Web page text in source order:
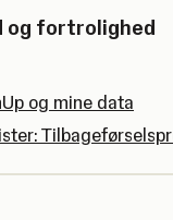
og fortrolighed
og mine data